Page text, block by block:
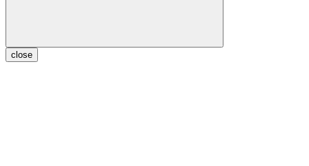
close